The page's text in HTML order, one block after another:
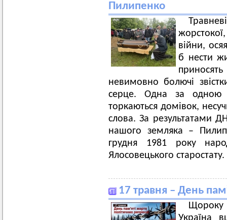
Пилипенко
війни,
б нести
невимовно болючі
серце. Одна за одною
торкаються домівок,
слова. За результатами
нашого земляка –
грудня 1981 року
Ялосовецького старостату.
17 травня – День
Україна